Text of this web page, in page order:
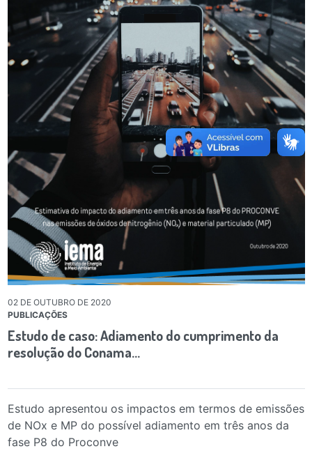
02 DE OUTUBRO DE 2020
PUBLICAÇÕES
Estudo de caso: Adiamento do cumprimento da
resolução do Conama…
Estudo apresentou os impactos em termos de emissões
de NOx e MP do possível adiamento em três anos da
fase P8 do Proconve